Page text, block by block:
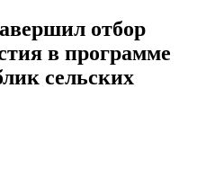
отбор
в программе
сельских